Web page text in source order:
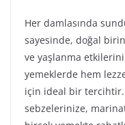
Her damlasında
sayesinde, doğal
ve yaşlanma
yemeklerde hem
için ideal bir tercihtir.
sebzelerinize,